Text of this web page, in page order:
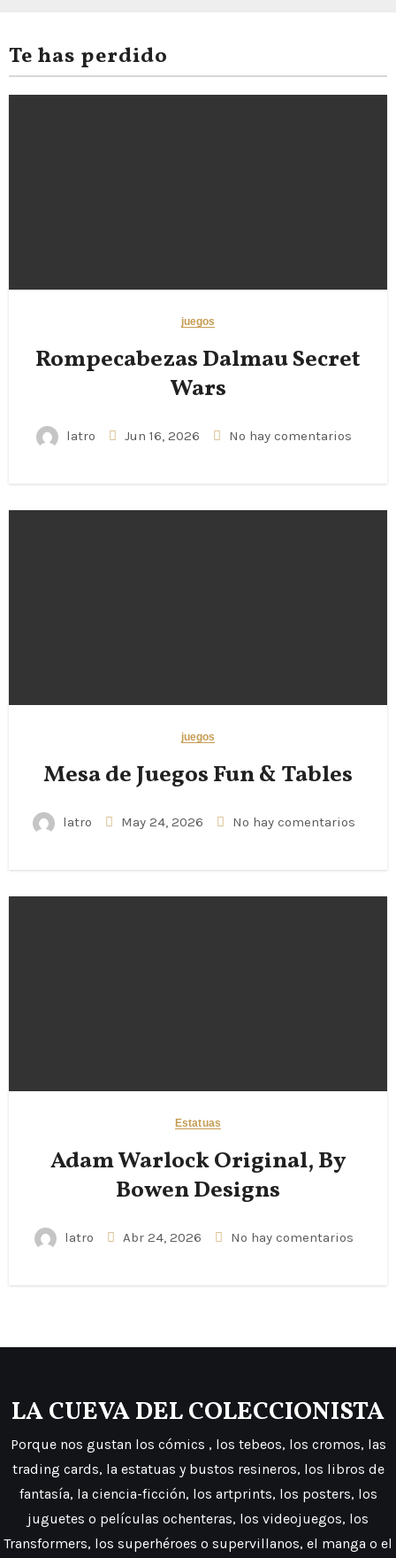
Te has perdido
juegos
Rompecabezas Dalmau Secret
Wars
latro Jun 16, 2026 No hay comentarios
juegos
Mesa de Juegos Fun & Tables
latro May 24, 2026 No hay comentarios
Estatuas
Adam Warlock Original, By
Bowen Designs
latro Abr 24, 2026 No hay comentarios
LA CUEVA DEL COLECCIONISTA
Porque nos gustan los cómics , los tebeos, los cromos, las
trading cards, la estatuas y bustos resineros, los libros de
fantasía, la ciencia-ficción, los artprints, los posters, los
juguetes o películas ochenteras, los videojuegos, los
Transformers, los superhéroes o supervillanos, el manga o el